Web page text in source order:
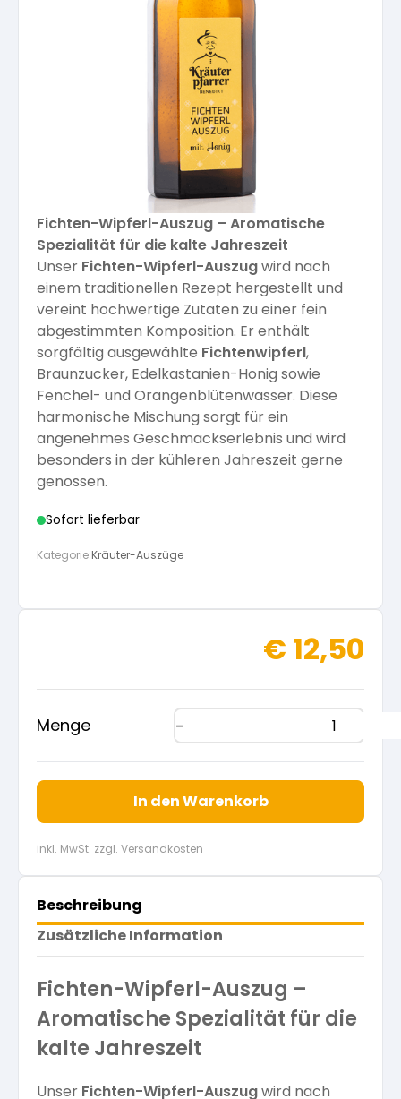
Hautsalben
Kräuter-Auszüge
Bücher
Vereinsgründer Pfarrer Rauscher
Veranstaltungsberichte
Seminare mit Kräuterpfarrer Benedikt
Kräuterwanderungen
Kräuterpfarrer-Zentrum
Kloster- und Kräuterladen
Kräutergarten
Angebote für Gruppen
Freunde der Heilkräuter
Fichten-Wipferl-Auszug – Aromatische
Spezialität für die kalte Jahreszeit
Unser Fichten-Wipferl-Auszugwird nach
einem traditionellen Rezept hergestellt und
vereint hochwertige Zutaten zu einer fein
abgestimmten Komposition. Er enthält
sorgfältig ausgewählte Fichtenwipferl,
Braunzucker, Edelkastanien-Honig sowie
Fenchel- und Orangenblütenwasser. Diese
harmonische Mischung sorgt für ein
angenehmes Geschmackserlebnis und wird
besonders in der kühleren Jahreszeit gerne
genossen.
Sofort lieferbar
Kategorie:Kräuter-Auszüge
€ 12,50
Menge
In den Warenkorb
inkl. MwSt. zzgl. Versandkosten
Beschreibung
Zusätzliche Information
Fichten-Wipferl-Auszug –
Aromatische Spezialität für die
kalte Jahreszeit
Unser Fichten-Wipferl-Auszugwird nach